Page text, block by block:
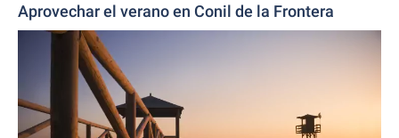
Aprovechar el verano en Conil de la Frontera